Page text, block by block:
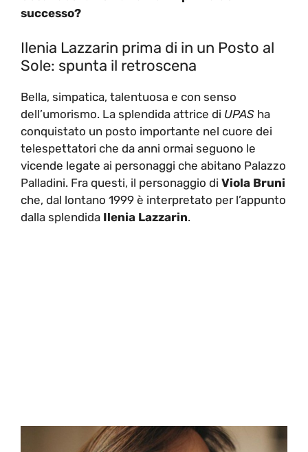
successo?
Ilenia Lazzarin prima di in un Posto al
Sole: spunta il retroscena
Bella, simpatica, talentuosa e con senso
dell’umorismo. La splendida attrice di UPAS ha
conquistato un posto importante nel cuore dei
telespettatori che da anni ormai seguono le
vicende legate ai personaggi che abitano Palazzo
Palladini. Fra questi, il personaggio di Viola Bruni
che, dal lontano 1999 è interpretato per l’appunto
dalla splendida Ilenia Lazzarin.